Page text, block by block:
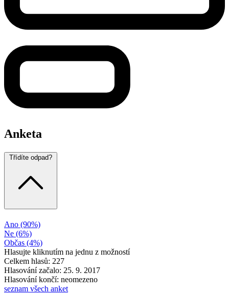
Anketa
Třídíte odpad?
Ano (90%)
Ne (6%)
Občas (4%)
Hlasujte kliknutím na jednu z možností
Celkem hlasů: 227
Hlasování začalo: 25. 9. 2017
Hlasování končí: neomezeno
seznam všech anket